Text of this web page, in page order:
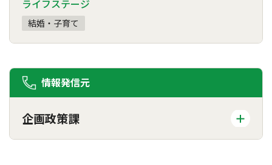
ライフステージ
結婚・子育て
情報発信元
企画政策課